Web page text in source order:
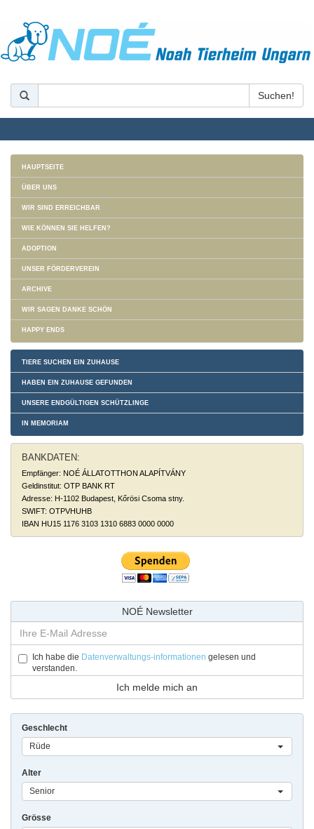
HAUPTSEITE
ÜBER UNS
WIR SIND ERREICHBAR
WIE KÖNNEN SIE HELFEN?
ADOPTION
UNSER FÖRDERVEREIN
ARCHIVE
WIR SAGEN DANKE SCHÖN
HAPPY ENDS
TIERE SUCHEN EIN ZUHAUSE
HABEN EIN ZUHAUSE GEFUNDEN
UNSERE ENDGÜLTIGEN SCHÜTZLINGE
IN MEMORIAM
BANKDATEN:
Empfänger: NOÉ ÁLLATOTTHON ALAPÍTVÁNY
Geldinstitut: OTP BANK RT
Adresse: H-1102 Budapest, Kőrösi Csoma stny.
SWIFT: OTPVHUHB
IBAN HU15 1176 3103 1310 6883 0000 0000
NOÉ Newsletter
Ich habe die Datenverwaltungs-informationen gelesen und
verstanden.
Geschlecht
Rüde
Alter
Senior
Grösse